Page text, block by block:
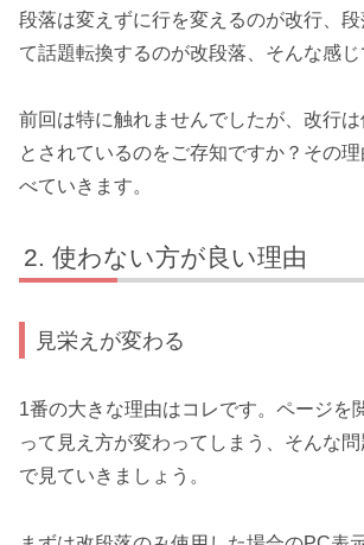
段落は変えずに行を変えるのが改行、段
て話題転換するのが改段落、そんな感じ
前回は特に触れませんでしたが、改行
とされているのをご存知ですか？その
べていきます。
使わない方が良い理由
見栄えが変わる
1番の大きな理由はコレです。ページを
って見え方が変わってしまう、そんな
で見ていきましょう。